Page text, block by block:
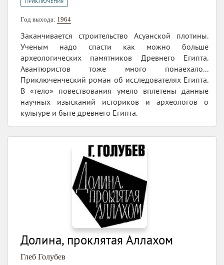
Год выхода: 1964
Заканчивается строительство Асуанской плотины.
Ученым надо спасти как можно больше
археологических памятников Древнего Египта.
Авантюристов тоже много понаехало...
Приключенческий роман об исследователях Египта.
В «тело» повествования умело вплетены данные
научных изысканий историков и археологов о
культуре и быте древнего Eгипта.
Долина, проклятая Аллахом
Глеб Голубев